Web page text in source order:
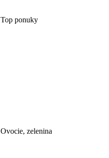
Top ponuky
Ovocie, zelenina